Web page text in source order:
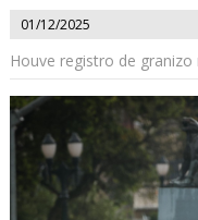
01/12/2025
Houve registro de granizo